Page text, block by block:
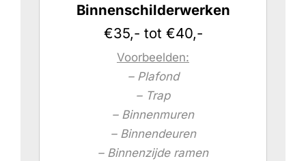
Binnenschilderwerken
€35,- tot €40,-
Voorbeelden:
– Plafond
– Trap
– Binnenmuren
– Binnendeuren
– Binnenzijde ramen